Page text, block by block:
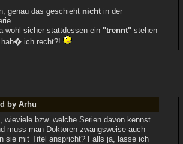
genau das geschieht nichtin der
wohl sicher stattdessen ein "trennt"stehen
ich recht?!
by Arhu
wieviele bzw. welche Serien davon kennst
muss man Doktoren zwangsweise auch
sie mit Titel anspricht? Falls ja, lasse ich